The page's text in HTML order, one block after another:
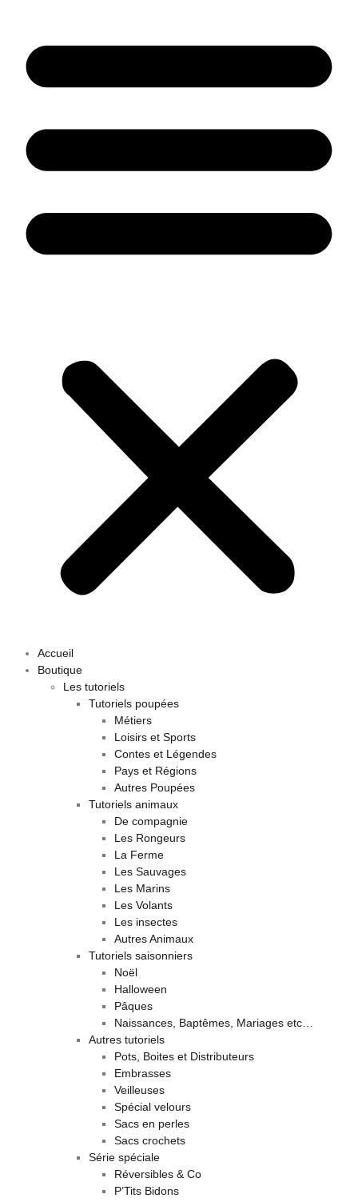
Accueil
Boutique
Les tutoriels
Tutoriels poupées
Métiers
Loisirs et Sports
Contes et Légendes
Pays et Régions
Autres Poupées
Tutoriels animaux
De compagnie
Les Rongeurs
La Ferme
Les Sauvages
Les Marins
Les Volants
Les insectes
Autres Animaux
Tutoriels saisonniers
Noël
Halloween
Pâques
Naissances, Baptêmes, Mariages etc…
Autres tutoriels
Pots, Boites et Distributeurs
Embrasses
Veilleuses
Spécial velours
Sacs en perles
Sacs crochets
Série spéciale
Réversibles & Co
P’Tits Bidons